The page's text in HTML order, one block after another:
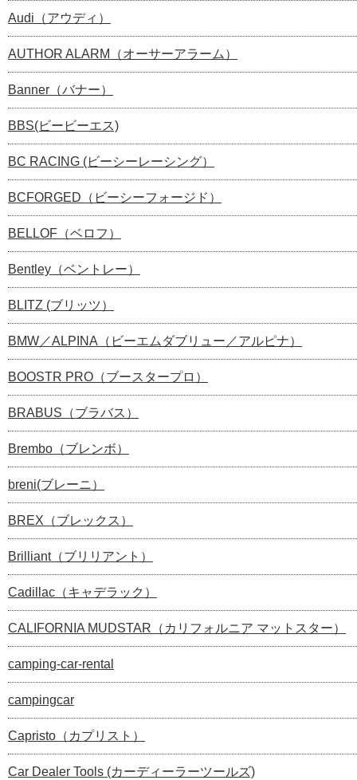
Audi（アウディ）
AUTHOR ALARM（オーサーアラーム）
Banner（バナー）
BBS(ビービーエス)
BC RACING (ビーシーレーシング）
BCFORGED（ビーシーフォージド）
BELLOF（ベロフ）
Bentley（ベントレー）
BLITZ (ブリッツ）
BMW／ALPINA（ビーエムダブリュー／アルピナ）
BOOSTR PRO（ブースタープロ）
BRABUS（ブラバス）
Brembo（ブレンボ）
breni(ブレーニ）
BREX（ブレックス）
Brilliant（ブリリアント）
Cadillac（キャデラック）
CALIFORNIA MUDSTAR（カリフォルニア マットスター）
camping-car-rental
campingcar
Capristo（カプリスト）
Car Dealer Tools (カーディーラーツールズ)